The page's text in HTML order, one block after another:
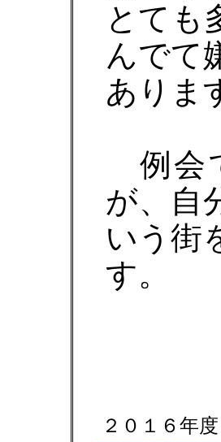
とても
んでて
ありま
例会
が、自
いう街
す。
２０１６年